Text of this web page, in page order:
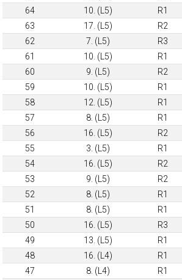
64
10. (L5) R1
63
17. (L5) R2
62
7. (L5) R3
61
10. (L5) R1
60
9. (L5) R2
59
10. (L5) R1
58
12. (L5) R1
57
8. (L5) R1
56
16. (L5) R2
55
3. (L5) R1
54
16. (L5) R2
53
9. (L5) R2
52
8. (L5) R1
51
8. (L5) R1
50
16. (L5) R3
49
13. (L5) R1
48
16. (L4) R1
47
8. (L4) R1